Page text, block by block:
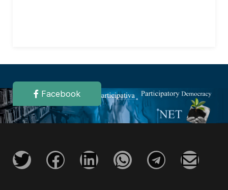
Facebook